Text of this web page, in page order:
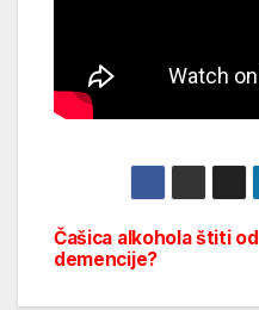
Post
navigation
Čašica alkohola štiti od
demencije?